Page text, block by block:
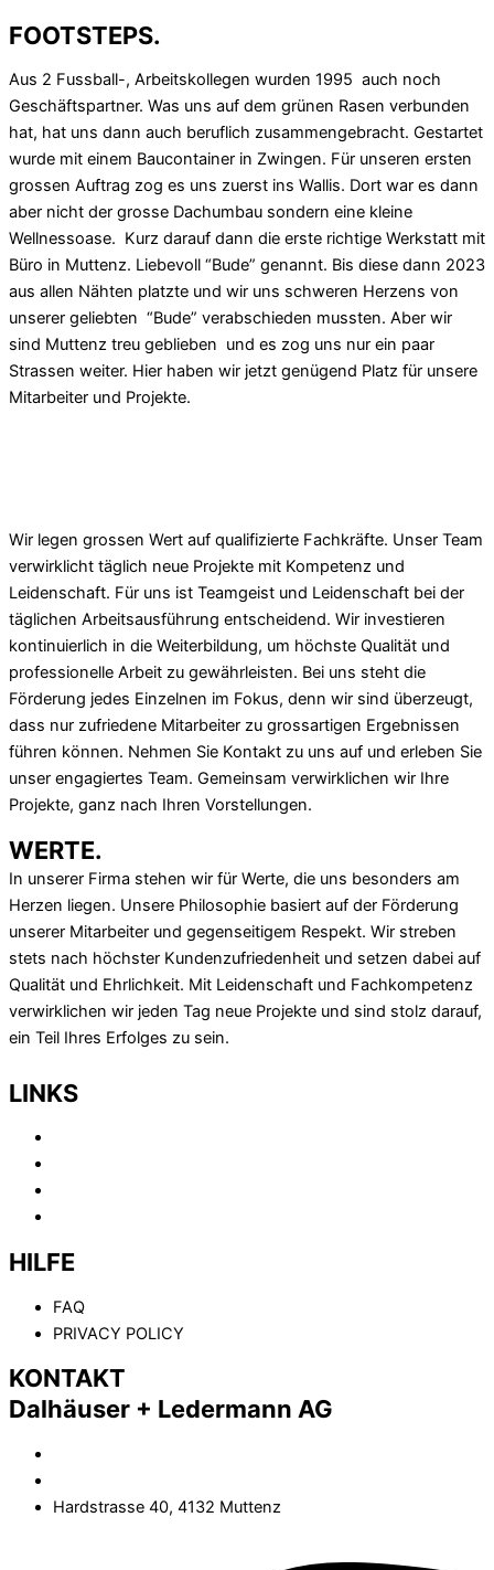
FOOTSTEPS.
Aus 2 Fussball-, Arbeitskollegen wurden 1995 auch noch
Geschäftspartner. Was uns auf dem grünen Rasen verbunden
hat, hat uns dann auch beruflich zusammengebracht. Gestartet
wurde mit einem Baucontainer in Zwingen. Für unseren ersten
grossen Auftrag zog es uns zuerst ins Wallis. Dort war es dann
aber nicht der grosse Dachumbau sondern eine kleine
Wellnessoase. Kurz darauf dann die erste richtige Werkstatt mit
Büro in Muttenz. Liebevoll “Bude” genannt. Bis diese dann 2023
aus allen Nähten platzte und wir uns schweren Herzens von
unserer geliebten “Bude” verabschieden mussten. Aber wir
sind Muttenz treu geblieben und es zog uns nur ein paar
Strassen weiter. Hier haben wir jetzt genügend Platz für unsere
Mitarbeiter und Projekte.
Wir legen grossen Wert auf qualifizierte Fachkräfte. Unser Team
verwirklicht täglich neue Projekte mit Kompetenz und
Leidenschaft. Für uns ist Teamgeist und Leidenschaft bei der
täglichen Arbeitsausführung entscheidend. Wir investieren
kontinuierlich in die Weiterbildung, um höchste Qualität und
professionelle Arbeit zu gewährleisten. Bei uns steht die
Förderung jedes Einzelnen im Fokus, denn wir sind überzeugt,
dass nur zufriedene Mitarbeiter zu grossartigen Ergebnissen
führen können. Nehmen Sie Kontakt zu uns auf und erleben Sie
unser engagiertes Team. Gemeinsam verwirklichen wir Ihre
Projekte, ganz nach Ihren Vorstellungen.
WERTE.
In unserer Firma stehen wir für Werte, die uns besonders am
Herzen liegen. Unsere Philosophie basiert auf der Förderung
unserer Mitarbeiter und gegenseitigem Respekt. Wir streben
stets nach höchster Kundenzufriedenheit und setzen dabei auf
Qualität und Ehrlichkeit. Mit Leidenschaft und Fachkompetenz
verwirklichen wir jeden Tag neue Projekte und sind stolz darauf,
ein Teil Ihres Erfolges zu sein.
LINKS
HILFE
FAQ
PRIVACY POLICY
KONTAKT
Dalhäuser + Ledermann AG
Hardstrasse 40, 4132 Muttenz